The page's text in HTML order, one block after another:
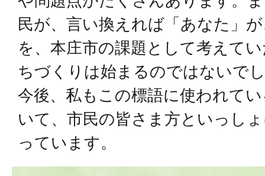
民が、言い換えれば「あなた」
を、本庄市の課題として考えて
ちづくりは始まるのではないで
今後、私もこの標語に使われて
いて、市民の皆さま方といっし
っています。